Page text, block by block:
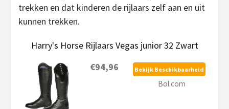
trekken en dat kinderen de rijlaars zelf aan en uit
kunnen trekken.
Harry's Horse Rijlaars Vegas junior 32 Zwart
€94,96
Bekijk Beschikbaarheid
Bol.com